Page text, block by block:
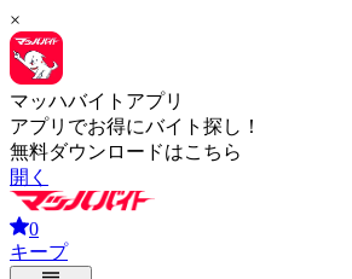
×
マッハバイトアプリ
アプリでお得にバイト探し！
無料ダウンロードはこちら
開く
0
キープ